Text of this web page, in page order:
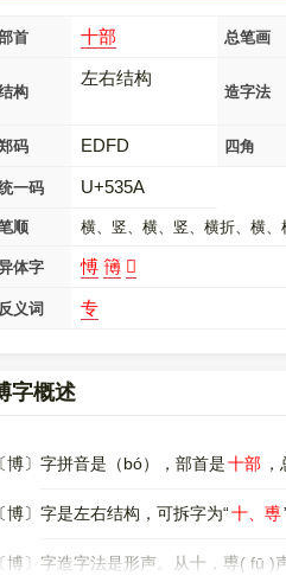
首 十部 总笔画
构
左右结构
造字法
码 EDFD 四角
一码 U+535A
顺 横、竖、横、竖、横折、横
体字 愽 簙 𩫯
反义词 专
字概述
〔博〕字拼音是（bó），部首是十部
〔博〕字是左右结构，可拆字为“十、尃
〔博〕字造字法是形声。从十，尃( fū )